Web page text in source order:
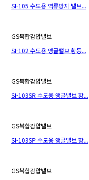
SI-105 수도용 역류방지 밸브...
GS복합감압밸브
SI-102 수도용 앵글밸브 황동...
GS복합감압밸브
SI-103SR 수도용 앵글밸브 황...
GS복합감압밸브
SI-103SP 수도용 앵글밸브 황...
GS복합감압밸브